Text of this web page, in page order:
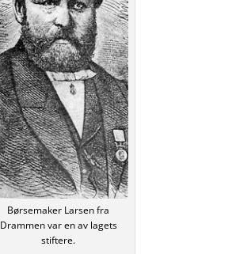
Børsemaker Larsen fra
Drammen var en av lagets
stiftere.